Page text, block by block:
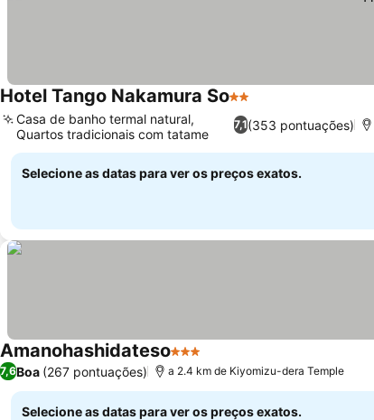
Hotel Tango Nakamura So2 Estrelas
7,1(353 pontuações)
Casa de banho termal natural,
Quartos tradicionais com tatame
Selecione as datas para ver os preços exatos.
Amanohashidateso3 Estrelas
7,6Boa (267 pontuações) a 2.4 km de Kiyomizu-dera Temple
Selecione as datas para ver os preços exatos.